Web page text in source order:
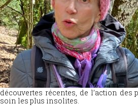
découvertes récentes, de l’action des
soin les plus insolites.